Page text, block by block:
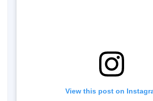
View this post on